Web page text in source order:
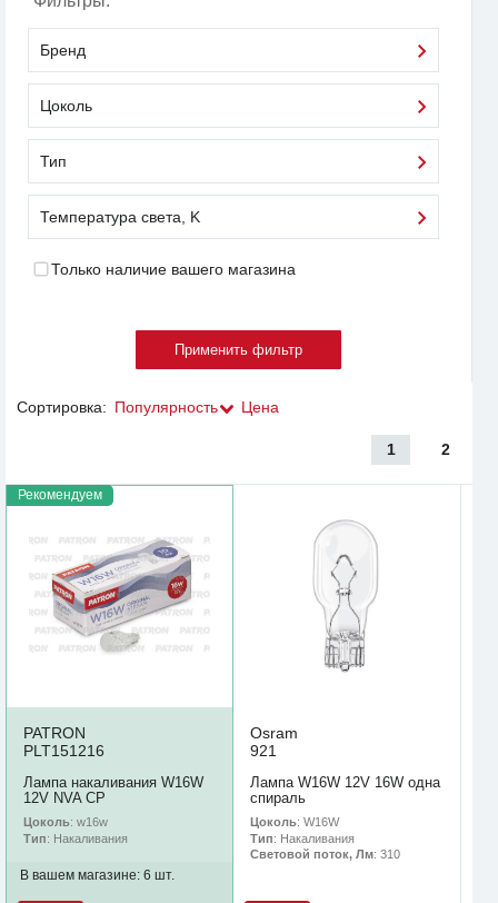
Бренд
Цоколь
Тип
Температура света, K
Только наличие вашего магазина
Сортировка: Популярность Цена
1 2
Рекомендуем
PATRON
PLT151216
Лампа накаливания W16W
12V NVA CP
Цоколь: w16w
Тип: Накаливания
В вашем магазине: 6 шт.
Osram
921
Лампа W16W 12V 16W одна
спираль
Цоколь: W16W
Тип: Накаливания
Световой поток, Лм: 310